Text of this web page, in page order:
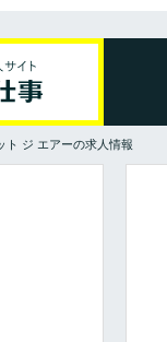
ト ジ エアーの求人情報